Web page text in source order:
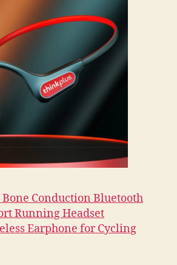
Bone Conduction Bluetooth
Running Headset
Earphone for Cycling